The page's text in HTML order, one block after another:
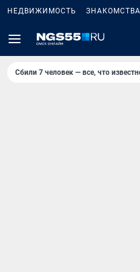
НЕДВИЖИМОСТЬ ЗНАКОМСТВА
Сбили 7 человек — все, что